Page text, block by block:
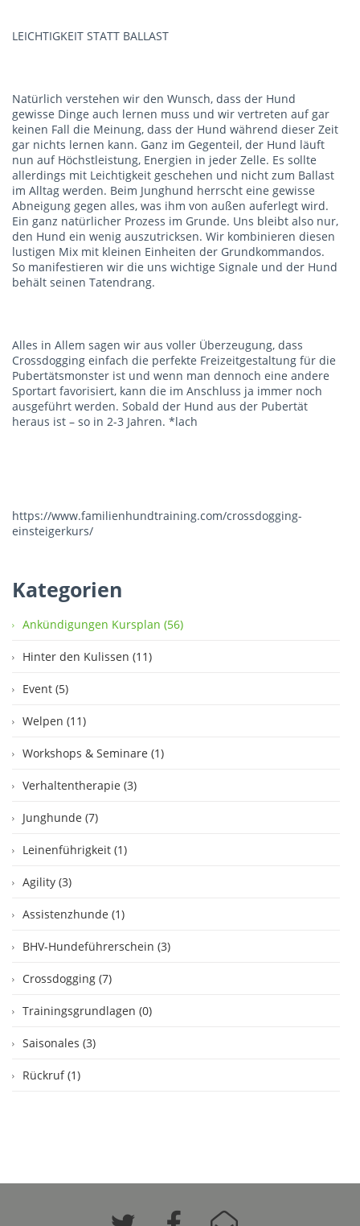
LEICHTIGKEIT STATT BALLAST
Natürlich verstehen wir den Wunsch, dass der Hund
gewisse Dinge auch lernen muss und wir vertreten auf gar
keinen Fall die Meinung, dass der Hund während dieser Zeit
gar nichts lernen kann. Ganz im Gegenteil, der Hund läuft
nun auf Höchstleistung, Energien in jeder Zelle. Es sollte
allerdings mit Leichtigkeit geschehen und nicht zum Ballast
im Alltag werden. Beim Junghund herrscht eine gewisse
Abneigung gegen alles, was ihm von außen auferlegt wird.
Ein ganz natürlicher Prozess im Grunde. Uns bleibt also nur,
den Hund ein wenig auszutricksen. Wir kombinieren diesen
lustigen Mix mit kleinen Einheiten der Grundkommandos.
So manifestieren wir die uns wichtige Signale und der Hund
behält seinen Tatendrang.
Alles in Allem sagen wir aus voller Überzeugung, dass
Crossdogging einfach die perfekte Freizeitgestaltung für die
Pubertätsmonster ist und wenn man dennoch eine andere
Sportart favorisiert, kann die im Anschluss ja immer noch
ausgeführt werden. Sobald der Hund aus der Pubertät
heraus ist – so in 2-3 Jahren. *lach
https://www.familienhundtraining.com/crossdogging-
einsteigerkurs/
Kategorien
Ankündigungen Kursplan (56)
Hinter den Kulissen (11)
Event (5)
Welpen (11)
Workshops & Seminare (1)
Verhaltentherapie (3)
Junghunde (7)
Leinenführigkeit (1)
Agility (3)
Assistenzhunde (1)
BHV-Hundeführerschein (3)
Crossdogging (7)
Trainingsgrundlagen (0)
Saisonales (3)
Rückruf (1)